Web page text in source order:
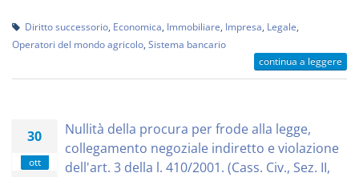
Diritto successorio Economica Immobiliare Impresa Legale
Operatori del mondo agricolo Sistema bancario
continua a leggere
30
ott
Nullità della procura per frode alla legge,
collegamento negoziale indiretto e violazione
dell'art. 3 della l. 410/2001. (Cass. Civ., Sez. II,